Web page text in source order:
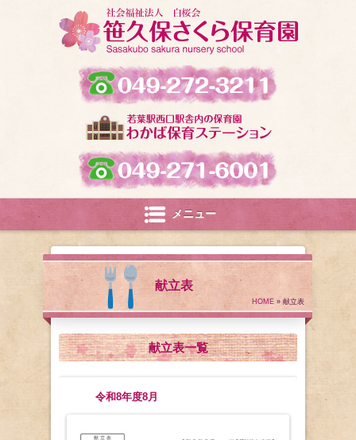
メニュー
献立表
HOME » 献立表
献立表一覧
令和8年度8月